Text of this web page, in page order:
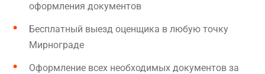
оформления документов
Бесплатный выезд оценщика в любую точку
Мирнограде
Оформление всех необходимых документов за